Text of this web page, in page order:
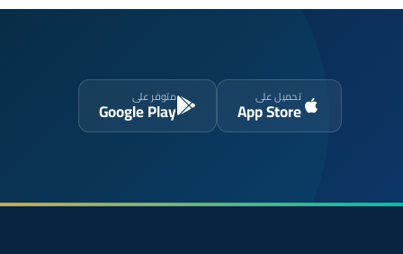
تحميل على
App Store
متوفر على
Google Play